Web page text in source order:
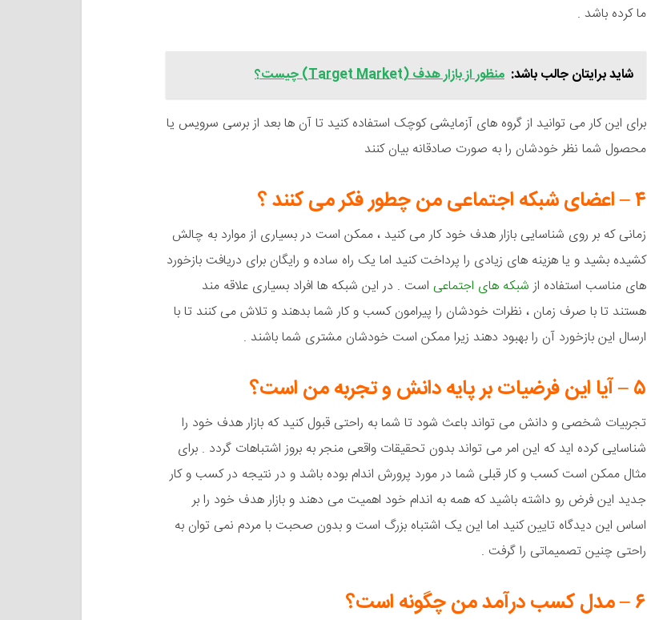
ما کرده باشد .
شاید برایتان جالب باشد: منظور از بازار هدف (Target Market) چیست؟
برای این کار می توانید از گروه های آزمایشی کوچک استفاده کنید تا آن ها بعد از برسی سرویس یا
محصول شما نظر خودشان را به صورت صادقانه بیان کنند
۴ – اعضای شبکه اجتماعی من چطور فکر می کنند ؟
زمانی که بر روی شناسایی بازار هدف خود کار می کنید ، ممکن است در بسیاری از موارد به چالش
کشیده بشید و یا هزینه های زیادی را پرداخت کنید اما یک راه ساده و رایگان برای دریافت بازخورد
های مناسب استفاده ازشبکه های اجتماعی است . در این شبکه ها افراد بسیاری علاقه مند
هستند تا با صرف زمان ، نظرات خودشان را پیرامون کسب و کار شما بدهند و تلاش می کنند تا با
ارسال این بازخورد آن را بهبود دهند زیرا ممکن است خودشان مشتری شما باشند .
۵ – آیا این فرضیات بر پایه دانش و تجربه من است؟
تجربیات شخصی و دانش می تواند باعث شود تا شما به راحتی قبول کنید که بازار هدف خود را
شناسایی کرده اید که این امر می تواند بدون تحقیقات واقعی منجر به بروز اشتباهات گردد . برای
مثال ممکن است کسب و کار قبلی شما در مورد پرورش اندام بوده باشد و در نتیجه در کسب و کار
جدید این فرض رو داشته باشید که همه به اندام خود اهمیت می دهند و بازار هدف خود را بر
اساس این دیدگاه تایین کنید اما این یک اشتباه بزرگ است و بدون صحبت با مردم نمی توان به
راحتی چنین تصمیماتی را گرفت .
۶ – مدل کسب درآمد من چگونه است؟